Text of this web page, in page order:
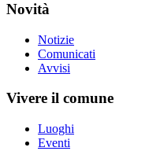
Novità
Notizie
Comunicati
Avvisi
Vivere il comune
Luoghi
Eventi